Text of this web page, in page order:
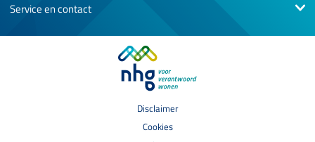
Service en contact
Disclaimer
Cookies